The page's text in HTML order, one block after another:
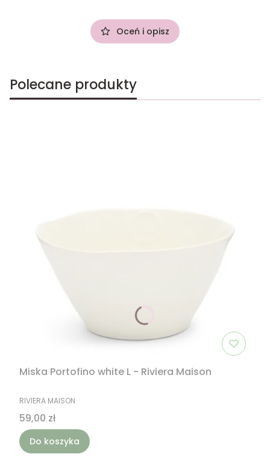
Oceń i opisz
Polecane produkty
Miska Portofino white L - Riviera Maison
PRODUCENT
RIVIERA MAISON
Cena
59,00 zł
Do koszyka